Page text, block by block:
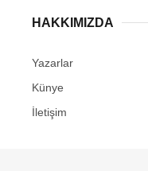
HAKKIMIZDA
Yazarlar
Künye
İletişim